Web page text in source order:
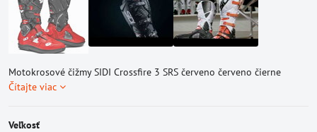
Motokrosové čižmy SIDI Crossfire 3 SRS červeno červeno čierne
Čítajte viac
Veľkosť